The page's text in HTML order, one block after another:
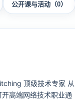
公开课与活动（0）
顶级技术专家 从
高端网络技术职业通